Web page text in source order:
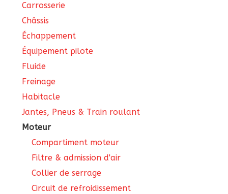
Carrosserie
Châssis
Échappement
Équipement pilote
Fluide
Freinage
Habitacle
Jantes, Pneus & Train roulant
Moteur
Compartiment moteur
Filtre & admission d'air
Collier de serrage
Circuit de refroidissement